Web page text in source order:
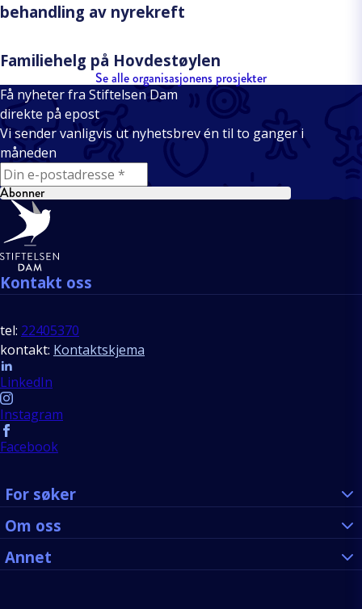
behandling av nyrekreft
Familiehelg på Hovdestøylen
Se alle organisasjonens prosjekter
Få nyheter fra Stiftelsen Dam
direkte på epost
Vi sender vanligvis ut nyhetsbrev én til to ganger i
måneden
E-mail
Abonner
Bunntekst
Kontakt oss
tel: 22405370
kontakt: Kontaktskjema
Follow us
LinkedIn
Instagram
Facebook
For søker
Om oss
Annet